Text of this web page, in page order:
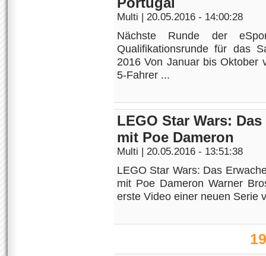
Multi | 20.05.2016 - 14:00:28
Nächste Runde der
Qualifikationsrunde für das
2016 Von Januar bis Oktober
5-Fahrer ...
LEGO Star Wars:
mit Poe Dameron
Multi | 20.05.2016 - 13:51:38
LEGO Star Wars: Das
mit Poe Dameron Warner
erste Video einer neuen Serie